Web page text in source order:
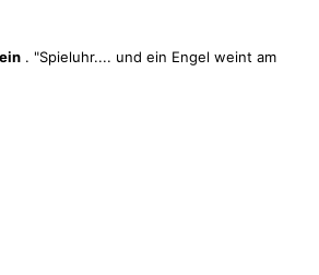
. "Spieluhr.... und ein Engel weint am